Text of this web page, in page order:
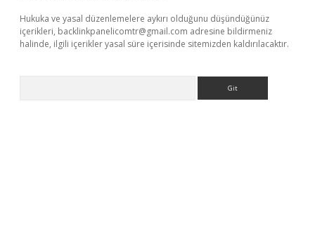
Hukuka ve yasal düzenlemelere aykırı olduğunu düşündüğünüz
içerikleri, backlinkpanelicomtr@gmail.com adresine bildirmeniz
halinde, ilgili içerikler yasal süre içerisinde sitemizden kaldırılacaktır.